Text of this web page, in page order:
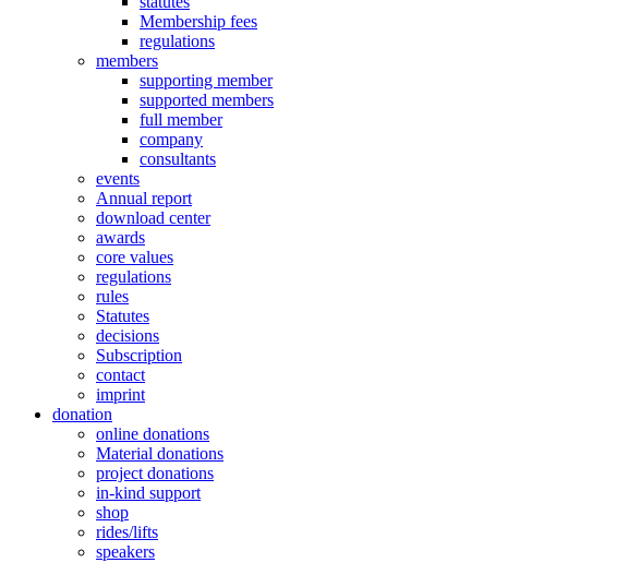
Membership fees
regulations
members
supporting member
supported members
full member
company
consultants
events
Annual report
download center
awards
core values
regulations
rules
Statutes
decisions
Subscription
contact
imprint
donation
online donations
Material donations
project donations
in-kind support
shop
rides/lifts
speakers